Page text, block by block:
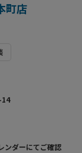
町店
14
ンダーにてご確認